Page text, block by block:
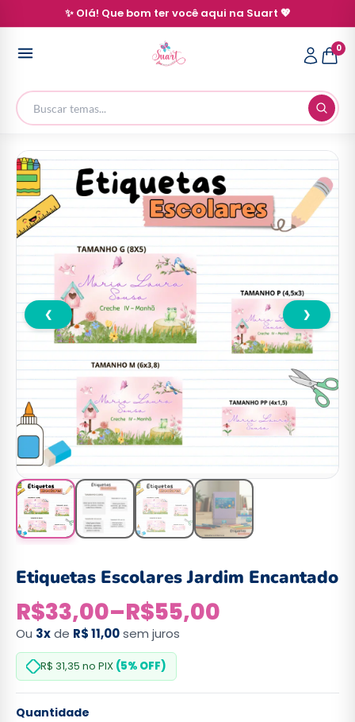
✨ Olá! Que bom ter você aqui na Suart 💖
0
❮ ❯
Etiquetas Escolares Jardim Encantado
R$33,00–R$55,00
Ou 3xde R$ 11,00sem juros
R$ 31,35 no PIX (5% OFF)
Quantidade